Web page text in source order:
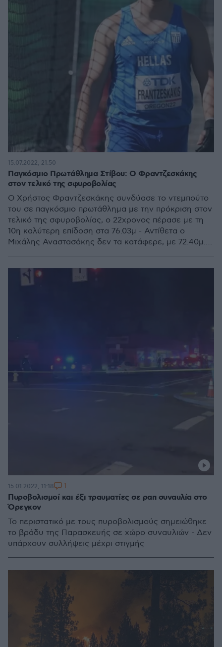
Παγκόσμιο Πρωτάθλημα Στίβου: Ο Φραντζεσκάκης
στον τελικό της σφυροβολίας
O Χρήστος Φραντζεσκάκης συνδύασε το ντεμπούτο
του σε παγκόσμιο πρωτάθλημα με την πρόκριση στον
τελικό της σφυροβολίας, ο 22χρονος πέρασε με τη
10η καλύτερη επίδοση στα 76.03μ - Αντίθετα ο
Μιχάλης Αναστασάκης δεν τα κατάφερε, με 72.40μ.
15.07.2022, 21:50
Πυροβολισμοί και έξι τραυματίες σε ραπ συναυλία στο
Όρεγκον
Το περιστατικό με τους πυροβολισμούς σημειώθηκε
το βράδυ της Παρασκευής σε χώρο συναυλιών - Δεν
υπάρχουν συλλήψεις μέχρι στιγμής
15.01.2022, 11:18 1